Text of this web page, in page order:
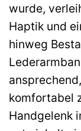
wurde,
Haptik und
hinweg
komfortabel
Handgelenk